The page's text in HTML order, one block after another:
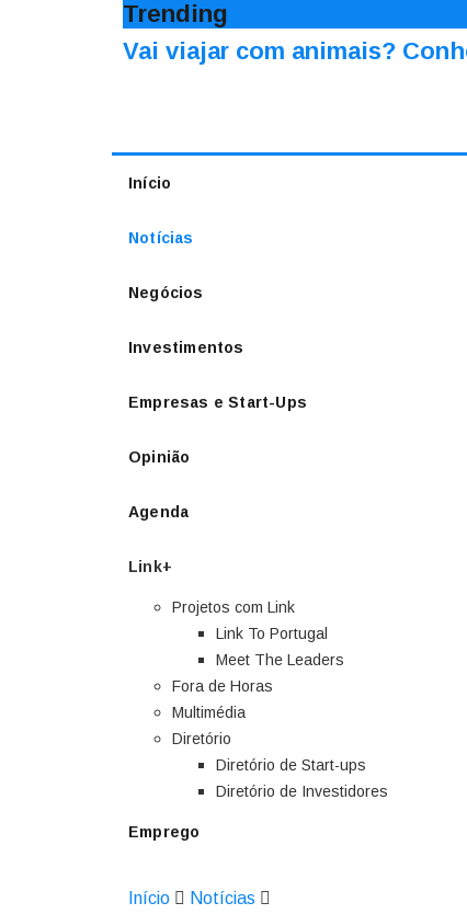
Trending
Vai viajar com animais?
Início
Notícias
Negócios
Investimentos
Empresas e Start-Ups
Opinião
Agenda
Link+
Projetos com Link
Link To Portugal
Meet The Leaders
Fora de Horas
Multimédia
Diretório
Diretório de Start-ups
Diretório de Investidores
Emprego
Início Notícias